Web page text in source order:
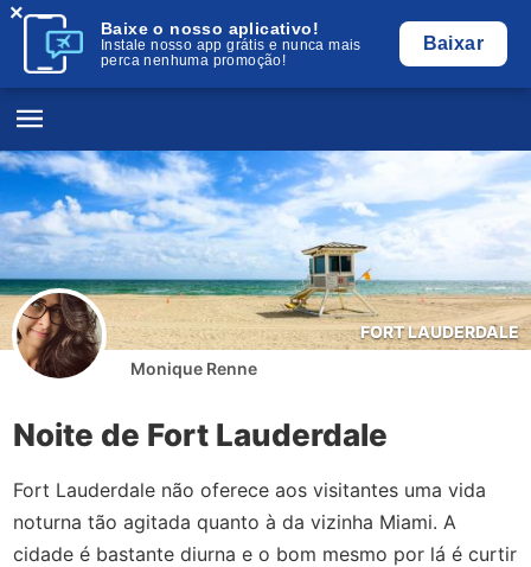
Baixe o nosso aplicativo!
Instale nosso app grátis e nunca mais
perca nenhuma promoção!
Baixar
×
FORT LAUDERDALE
Monique Renne
Noite de Fort Lauderdale
Fort Lauderdale não oferece aos visitantes uma vida
noturna tão agitada quanto à da vizinha Miami. A
cidade é bastante diurna e o bom mesmo por lá é curtir